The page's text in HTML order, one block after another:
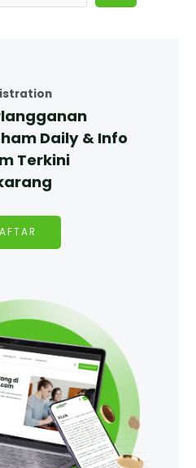
Daily & Info
Terkini